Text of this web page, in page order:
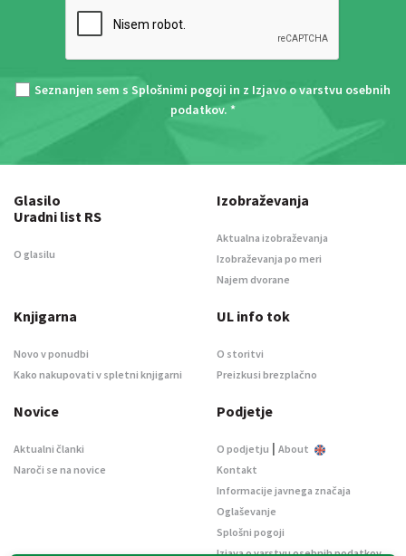
Seznanjen sem s Splošnimi pogoji in z Izjavo o varstvu osebnih
podatkov. *
Glasilo
Uradni list RS
O glasilu
Izobraževanja
Aktualna izobraževanja
Izobraževanja po meri
Najem dvorane
Knjigarna
Novo v ponudbi
Kako nakupovati v spletni knjigarni
UL info tok
O storitvi
Preizkusi brezplačno
Novice
Aktualni članki
Naroči se na novice
Podjetje
O podjetju | About
Kontakt
Informacije javnega značaja
Oglaševanje
Splošni pogoji
Izjava o varstvu osebnih podatkov